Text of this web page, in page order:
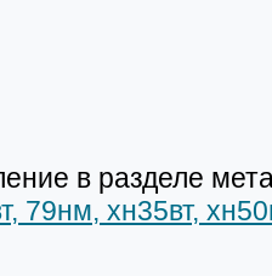
в разделе
79нм, хн35вт,